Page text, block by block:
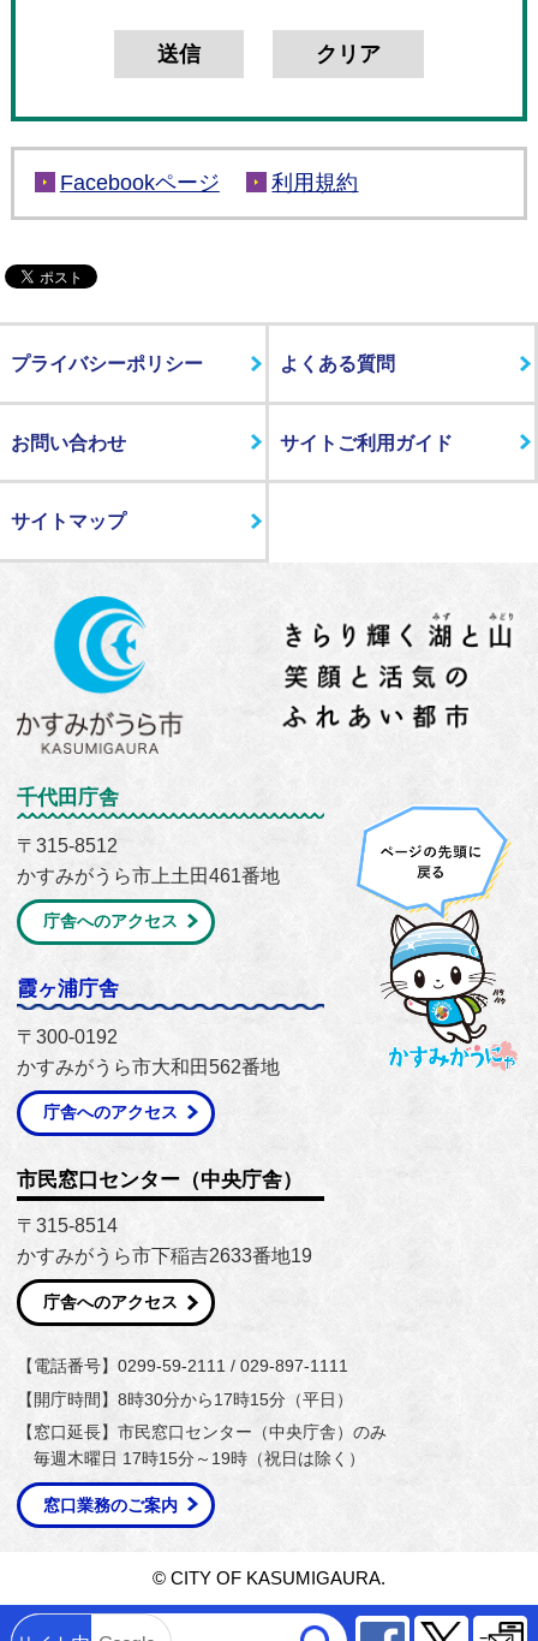
Facebook
Facebookページ 利用規約
プライバシーポリシー よくある質問
お問い合わせ サイトご利用ガイド
サイトマップ
千代田庁舎
〒315-8512
かすみがうら市上土田461番地
庁舎へのアクセス
霞ヶ浦庁舎
〒300-0192
かすみがうら市大和田562番地
庁舎へのアクセス
市民窓口センター（中央庁舎）
〒315-8514
かすみがうら市下稲吉2633番地19
庁舎へのアクセス
【電話番号】0299-59-2111 / 029-897-1111
【開庁時間】8時30分から17時15分（平日）
【窓口延長】市民窓口センター（中央庁舎）のみ
毎週木曜日 17時15分～19時（祝日は除く）
窓口業務のご案内
© CITY OF KASUMIGAURA.